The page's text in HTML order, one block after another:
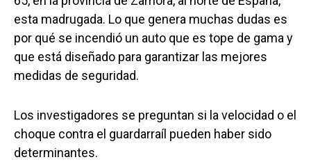
esta madrugada. Lo que genera muchas dudas es
por qué se incendió un auto que es tope de gama y
que está diseñado para garantizar las mejores
medidas de seguridad.
Los investigadores se preguntan si la velocidad o el
choque contra el guardarraíl pueden haber sido
determinantes.